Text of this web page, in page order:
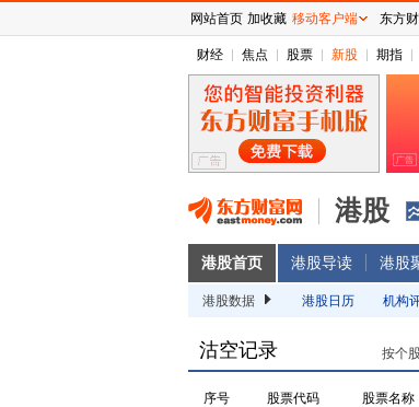
财经 焦点 股票 新股 期指
港股
港股首页 港股导读 港股
港股数据 港股日历 机构
沽空记录 按个
序号 股票代码 股票名称
网站首页 加收藏 移动客户端 东方